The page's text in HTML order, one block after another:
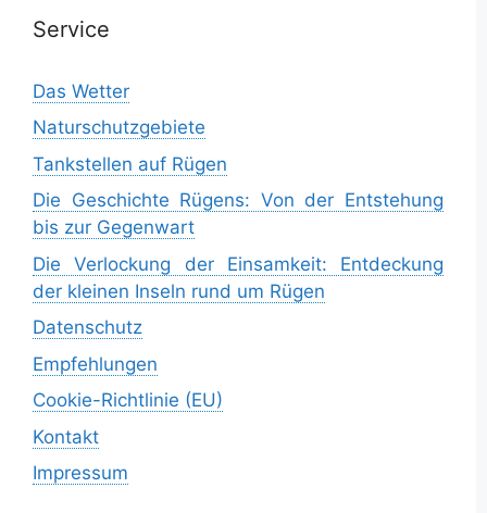
Service
Das Wetter
Naturschutzgebiete
Tankstellen auf Rügen
Die Geschichte Rügens: Von der Entstehung
bis zur Gegenwart
Die Verlockung der Einsamkeit: Entdeckung
der kleinen Inseln rund um Rügen
Datenschutz
Empfehlungen
Cookie-Richtlinie (EU)
Kontakt
Impressum